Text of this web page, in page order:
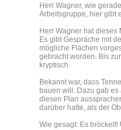
Herr Wagner, wie
Arbeitsgruppe, hier gibt
Herr Wagner hat
Es gibt Gespräche mit
mögliche Flächen
gebracht worden. Bis
kryptisch.
Bekannt war, dass
bauen will. Dazu gab
diesen Plan
darüber hatte, als der
Wie gesagt: Es